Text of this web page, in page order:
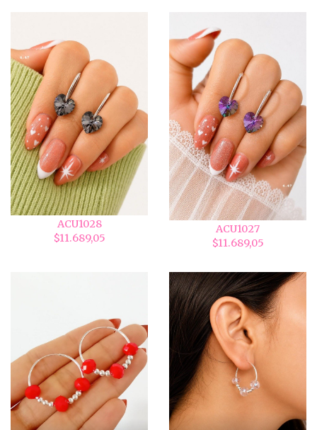
ACU1028
$11.689,05
ACU1027
$11.689,05